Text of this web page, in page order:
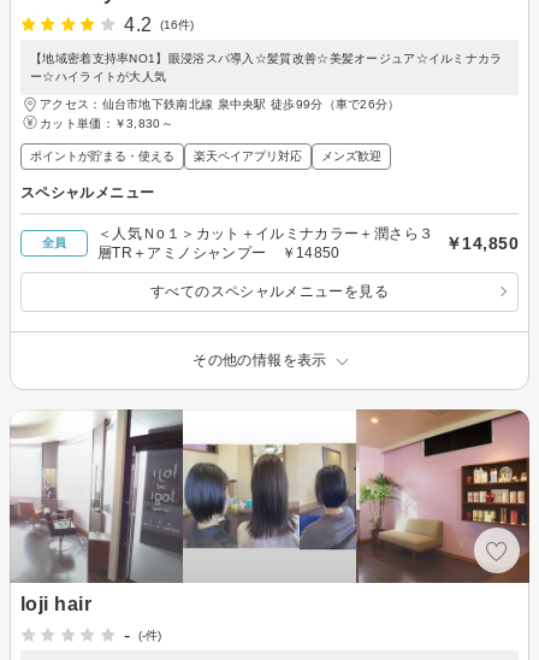
4.2
(16件)
【地域密着支持率NO1】眼浸浴スパ導入☆髪質改善☆美髪オージュア☆イルミナカラ
ー☆ハイライトが大人気
アクセス：仙台市地下鉄南北線 泉中央駅 徒歩99分（車で26分）
カット単価： ￥3,830～
ポイントが貯まる・使える 楽天ペイアプリ対応 メンズ歓迎
スペシャルメニュー
全員
＜人気Ｎo１＞カット＋イルミナカラー＋潤さら３
層TR＋アミノシャンプー ￥14850
￥14,850
すべてのスペシャルメニューを見る
その他の情報を表示
loji hair
-
(-件)